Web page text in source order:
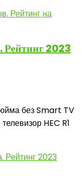
Рейтинг 2023
без Smart TV
HEC R1